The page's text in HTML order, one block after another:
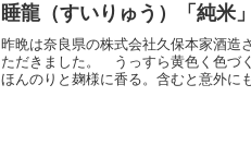
睡龍（すいりゅう）「純米
昨晩は奈良県の株式会社久保本家酒造
ただきました。 うっすら黄色く色づ
ほんのりと麹様に香る。含むと意外に